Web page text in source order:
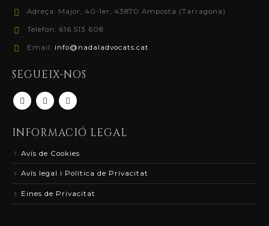
Adreça: Major, 40-1er, 43870 Amposta (Tarragona)
Telèfon: 616 513 608
Email: info@nadaladvocats.cat
SEGUEIX-NOS
INFORMACIÓ LEGAL
Avís de Cookies
Avís legal i Política de Privacitat
Eines de Privacitat